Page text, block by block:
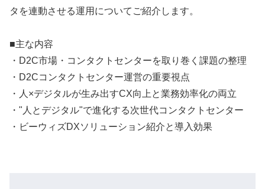
タを連動させる運用についてご紹介します。
■主な内容
・D2C市場・コンタクトセンターを取り巻く課題の整理
・D2Cコンタクトセンター運営の重要視点
・人×デジタルが生み出すCX向上と業務効率化の両立
・"人とデジタル"で進化する次世代コンタクトセンター
・ビーウィズDXソリューション紹介と導入効果